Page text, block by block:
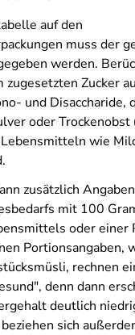
auf den
muss der
werden.
zugesetzten Zucker
und Disaccharide,
oder Trockenobst
wie
zusätzlich
mit 100
oder einer
Portionsangaben,
rechnen
denn dann
deutlich
sich